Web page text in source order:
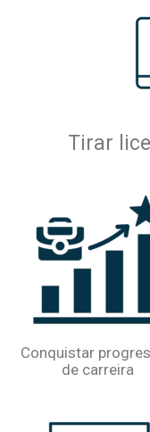
Tirar
Conquistar
de carreira